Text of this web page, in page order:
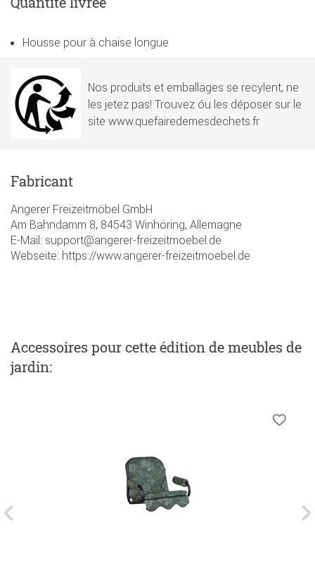
Housse pour à chaise longue
Nos produits et emballages se recylent, ne
les jetez pas! Trouvez óu les déposer sur le
site www.quefairedemesdechets.fr
Fabricant
Angerer Freizeitmöbel GmbH
Am Bahndamm 8, 84543 Winhöring, Allemagne
E-Mail: support@angerer-freizeitmoebel.de
Webseite: https://www.angerer-freizeitmoebel.de
Accessoires pour cette édition de meubles de
jardin: